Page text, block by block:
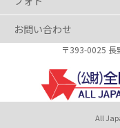
お問い合わせ
〒393-0025 長
All